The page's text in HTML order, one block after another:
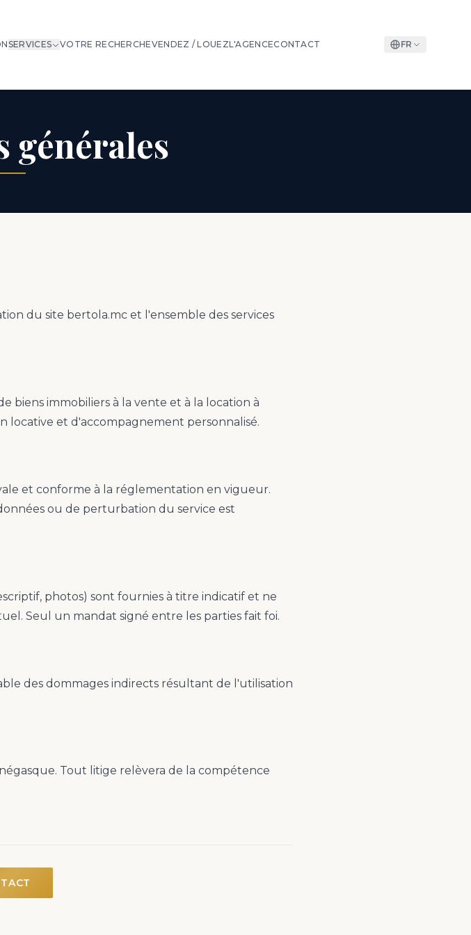
SERVICES VOTRE RECHERCHEVENDEZ / LOUEZL'AGENCECONTACT FR
générales
du site bertola.mc et l'ensemble des services
biens immobiliers à la vente et à la location à
locative et d'accompagnement personnalisé.
et conforme à la réglementation en vigueur.
ou de perturbation du service est
photos) sont fournies à titre indicatif et ne
Seul un mandat signé entre les parties fait foi.
des dommages indirects résultant de l'utilisation
Tout litige relèvera de la compétence